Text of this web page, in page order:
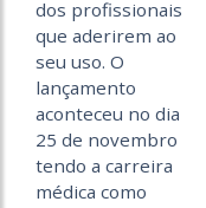
dos profissionais
que aderirem ao
seu uso. O
lançamento
aconteceu no dia
25 de novembro
tendo a carreira
médica como